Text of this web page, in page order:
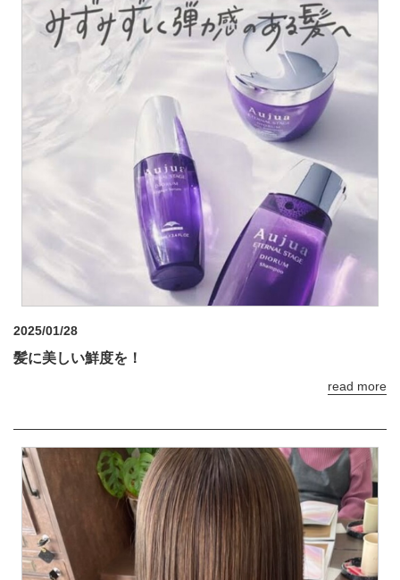
2025/01/28
髪に美しい鮮度を！
read more